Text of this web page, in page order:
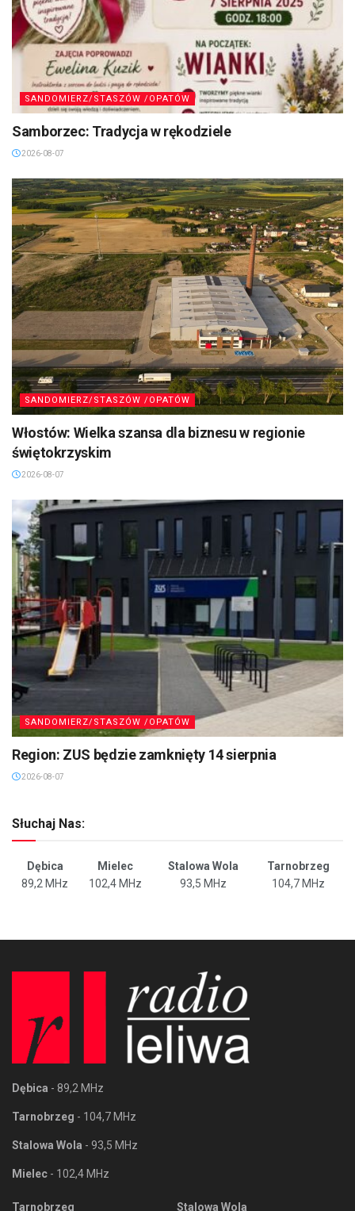
SANDOMIERZ/STASZÓW /OPATÓW
Samborzec: Tradycja w rękodziele
2026-08-07
SANDOMIERZ/STASZÓW /OPATÓW
Włostów: Wielka szansa dla biznesu w regionie
świętokrzyskim
2026-08-07
SANDOMIERZ/STASZÓW /OPATÓW
Region: ZUS będzie zamknięty 14 sierpnia
2026-08-07
Słuchaj Nas:
Dębica Mielec Stalowa Wola
Tarnobrzeg
89,2 MHz
102,4 MHz 93,5 MHz 104,7 MHz
Dębica - 89,2 MHz
Tarnobrzeg - 104,7 MHz
Stalowa Wola - 93,5 MHz
Mielec - 102,4 MHz
Tarnobrzeg Stalowa Wola